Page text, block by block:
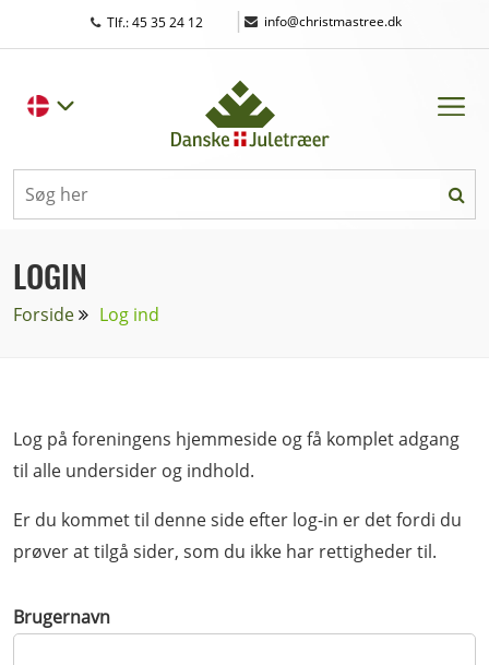
Tlf.: 45 35 24 12 | info@christmastree.dk
LOGIN
Forside Log ind
Log på foreningens hjemmeside og få komplet adgang
til alle undersider og indhold.
Er du kommet til denne side efter log-in er det fordi du
prøver at tilgå sider, som du ikke har rettigheder til.
Brugernavn